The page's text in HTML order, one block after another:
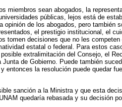
miembros sean abogados, la
públicas, lejos está de
de los abogados, pero también
el prestigio institucional, el
tomen decisiones que no les competen
estatal o federal. Para estos
extralimitación del Consejo, el
de Gobierno. Puede también
entonces la resolución puede quedar
sanción a la Ministra y que esta
quedaría rebasada y su decisión